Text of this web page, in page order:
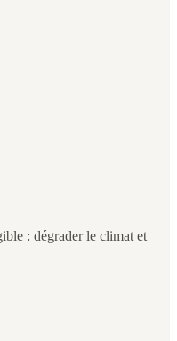
: dégrader le climat et